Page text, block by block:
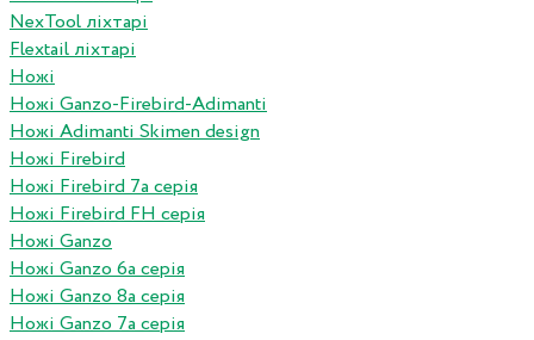
NexTool ліхтарі
Flextail ліхтарі
Ножі
Ножі Ganzo-Firebird-Adimanti
Ножі Adimanti Skimen design
Ножі Firebird
Ножі Firebird 7а серія
Ножі Firebird FH серія
Ножі Ganzo
Ножі Ganzo 6а серія
Ножі Ganzo 8а серія
Ножі Ganzo 7а серія